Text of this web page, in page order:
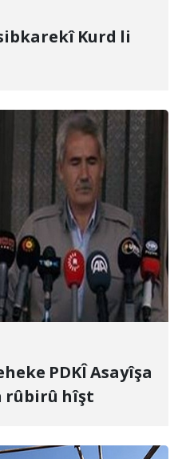
Kurd li
PDKÎ Asayîşa
rûbirû hîşt